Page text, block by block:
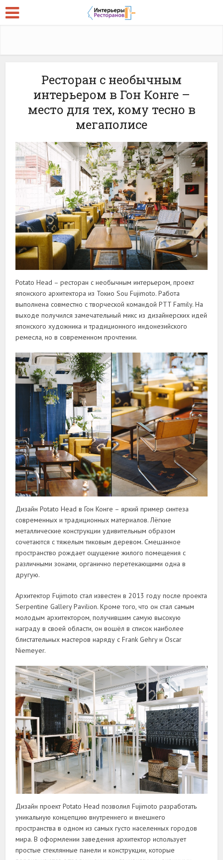
Ресторан с необычным
интерьером в Гон Конге –
место для тех, кому тесно в
мегаполисе
Potato Head – ресторан с необычным интерьером, проект
японского архитектора из Токио Sou Fujimoto. Работа
выполнена совместно с творческой командой PTT Family. На
выходе получился замечательный микс из дизайнерских идей
японского художника и традиционного индонезийского
ремесла, но в современном прочтении.
Дизайн Potato Head в Гон Конге – яркий пример синтеза
современных и традиционных материалов. Лëгкие
металлические конструкции удивительным образом
сочетаются с тяжелым тиковым деревом. Смешанное
пространство рождает ощущение жилого помещения с
различными зонами, органично перетекающими одна в
другую.
Архитектор Fujimoto стал известен в 2013 году после проекта
Serpentine Gallery Pavilion. Кроме того, что он стал самым
молодым архитектором, получившим самую высокую
награду в своей области, он вошëл в список наиболее
блистательных мастеров наряду с Frank Gehry и Oscar
Niemeyer.
Дизайн проект Potato Head позволил Fujimoto разработать
уникальную концепцию внутреннего и внешнего
пространства в одном из самых густо населенных городов
мира. В оформлении заведения архитектор использует
простые стеклянные панели и конструкции, которые